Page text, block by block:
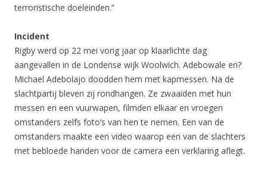
terroristische doeleinden.”
Incident
Rigby werd op 22 mei vorig jaar op klaarlichte dag
aangevallen in de Londense wijk Woolwich. Adebowale en?
Michael Adebolajo doodden hem met kapmessen. Na de
slachtpartij bleven zij rondhangen. Ze zwaaiden met hun
messen en een vuurwapen, filmden elkaar en vroegen
omstanders zelfs foto’s van hen te nemen. Een van de
omstanders maakte een video waarop een van de slachters
met bebloede handen voor de camera een verklaring aflegt.